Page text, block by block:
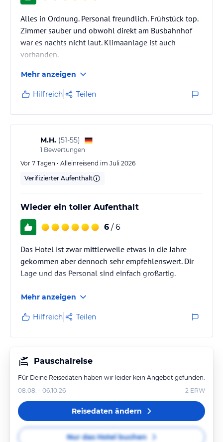
Alles in Ordnung. Personal freundlich. Frühstück top.
Zimmer sauber und obwohl direkt am Busbahnhof
war es nachts nicht laut. Klimaanlage ist auch
vorhanden.
Mehr anzeigen
Hilfreich Teilen
M.H. (51-55)
1 Bewertungen
Vor 7 Tagen • Alleinreisend im Juli 2026
Verifizierter Aufenthalt
Wieder ein toller Aufenthalt
6 / 6
Das Hotel ist zwar mittlerweile etwas in die Jahre
gekommen aber dennoch sehr empfehlenswert. Dir
Lage und das Personal sind einfach großartig.
Mehr anzeigen
Hilfreich Teilen
Pauschalreise
Für Deine Reisedaten haben wir leider kein Angebot gefunden.
08.08. - 06.10.26
2 ERW
Reisedaten ändern
Nur das Hotel buchen